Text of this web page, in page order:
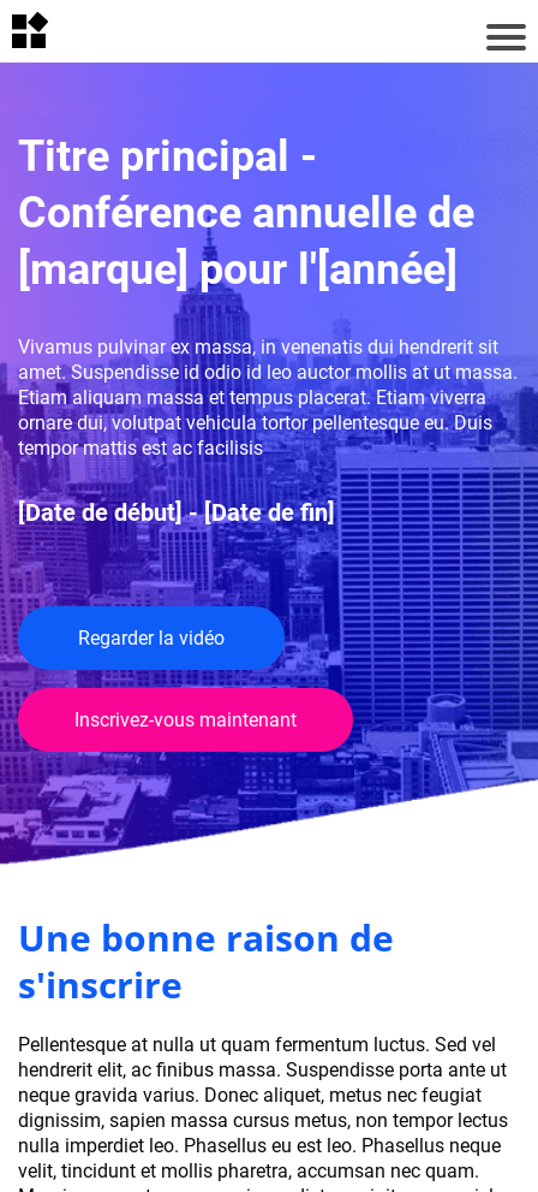
Titre principal -
Conférence annuelle de
[marque] pour l'[année]
Vivamus pulvinar ex massa, in venenatis dui hendrerit sit
amet. Suspendisse id odio id leo auctor mollis at ut massa.
Etiam aliquam massa et tempus placerat. Etiam viverra
ornare dui, volutpat vehicula tortor pellentesque eu. Duis
tempor mattis est ac facilisis
[Date de début] - [Date de fin]
Regarder la vidéo
Inscrivez-vous maintenant
Une bonne raison de
s'inscrire
Pellentesque at nulla ut quam fermentum luctus. Sed vel
hendrerit elit, ac finibus massa. Suspendisse porta ante ut
neque gravida varius. Donec aliquet, metus nec feugiat
dignissim, sapien massa cursus metus, non tempor lectus
nulla imperdiet leo. Phasellus eu est leo. Phasellus neque
velit, tincidunt et mollis pharetra, accumsan nec quam.